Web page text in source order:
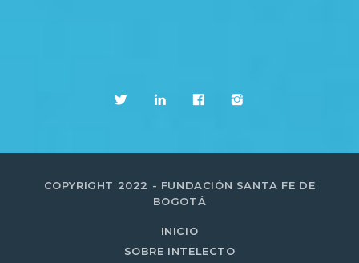
COPYRIGHT 2022 - FUNDACIÓN SANTA FE DE
BOGOTÁ
INICIO
SOBRE INTELECTO